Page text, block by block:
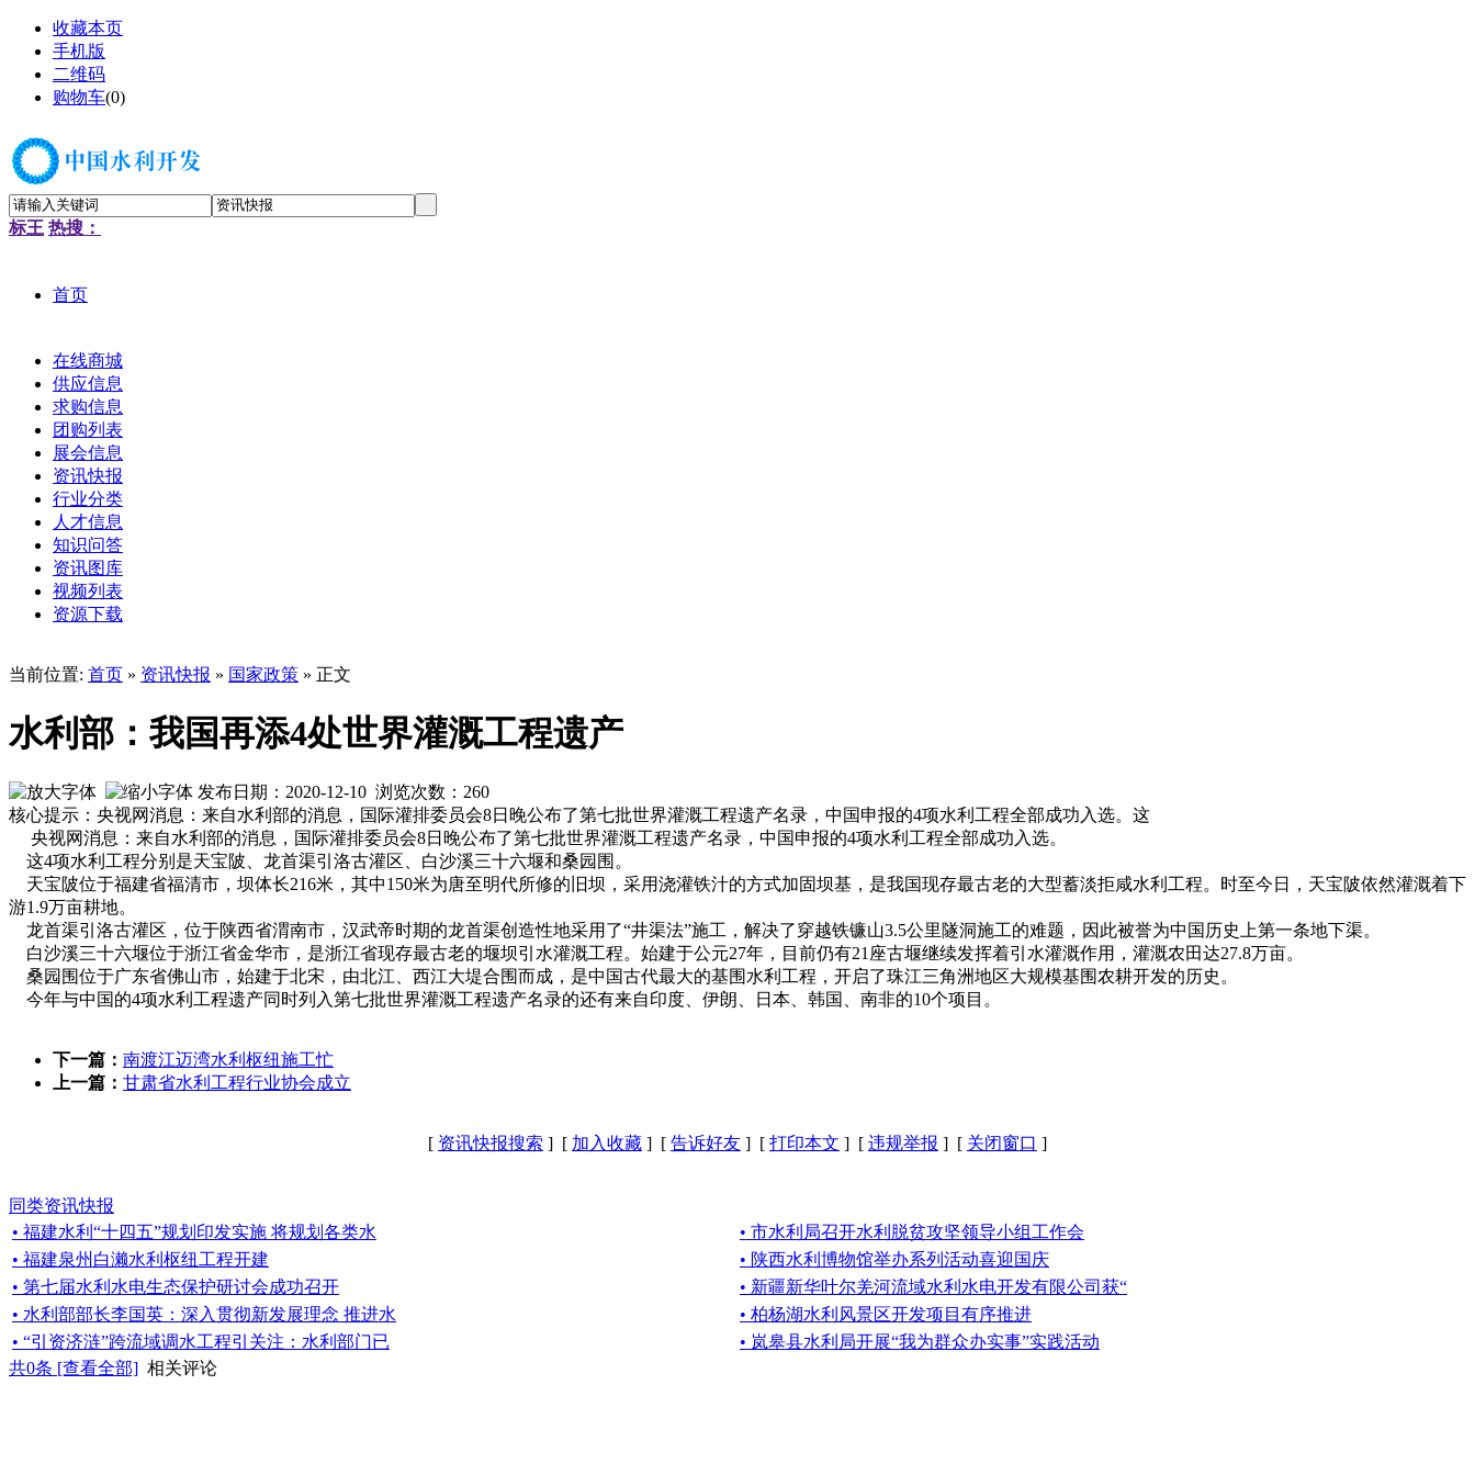
收藏本页
手机版
二维码
购物车(0)
标王 热搜：
首页
在线商城
供应信息
求购信息
团购列表
展会信息
资讯快报
行业分类
人才信息
知识问答
资讯图库
视频列表
资源下载
当前位置: 首页 » 资讯快报 » 国家政策 » 正文
水利部：我国再添4处世界灌溉工程遗产
发布日期：2020-12-10 浏览次数： 260
核心提示：央视网消息：来自水利部的消息，国际灌排委员会8日晚公布了第七批世界灌溉工程遗产名录，中国申报的4项水利工程全部成功入选。这
央视网消息：来自水利部的消息，国际灌排委员会8日晚公布了第七批世界灌溉工程遗产名录，中国申报的4项水利工程全部成功入选。
这4项水利工程分别是天宝陂、龙首渠引洛古灌区、白沙溪三十六堰和桑园围。
天宝陂位于福建省福清市，坝体长216米，其中150米为唐至明代所修的旧坝，采用浇灌铁汁的方式加固坝基，是我国现存最古老的大型蓄淡拒咸水利工程。时至今日，天宝陂依然灌溉着下
游1.9万亩耕地。
龙首渠引洛古灌区，位于陕西省渭南市，汉武帝时期的龙首渠创造性地采用了“井渠法”施工，解决了穿越铁镰山3.5公里隧洞施工的难题，因此被誉为中国历史上第一条地下渠。
白沙溪三十六堰位于浙江省金华市，是浙江省现存最古老的堰坝引水灌溉工程。始建于公元27年，目前仍有21座古堰继续发挥着引水灌溉作用，灌溉农田达27.8万亩。
桑园围位于广东省佛山市，始建于北宋，由北江、西江大堤合围而成，是中国古代最大的基围水利工程，开启了珠江三角洲地区大规模基围农耕开发的历史。
今年与中国的4项水利工程遗产同时列入第七批世界灌溉工程遗产名录的还有来自印度、伊朗、日本、韩国、南非的10个项目。
下一篇： 南渡江迈湾水利枢纽施工忙
上一篇： 甘肃省水利工程行业协会成立
[ 资讯快报搜索 ] [ 加入收藏 ] [ 告诉好友 ] [ 打印本文 ] [ 违规举报 ] [ 关闭窗口 ]
同类资讯快报
• 福建水利“十四五”规划印发实施 将规划各类水
• 市水利局召开水利脱贫攻坚领导小组工作会
• 福建泉州白濑水利枢纽工程开建
• 陕西水利博物馆举办系列活动喜迎国庆
• 第七届水利水电生态保护研讨会成功召开
• 新疆新华叶尔羌河流域水利水电开发有限公司获“
• 水利部部长李国英：深入贯彻新发展理念 推进水
• 柏杨湖水利风景区开发项目有序推进
• “引资济涟”跨流域调水工程引关注：水利部门已
• 岚皋县水利局开展“我为群众办实事”实践活动
共0条 [查看全部] 相关评论